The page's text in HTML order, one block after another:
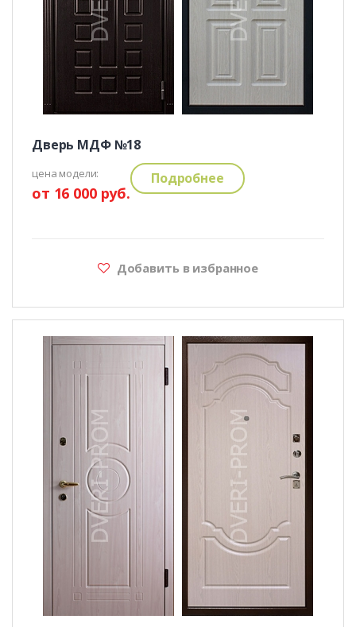
Дверь МДФ №18
цена модели:
от 16 000 руб.
Подробнее
Добавить в избранное